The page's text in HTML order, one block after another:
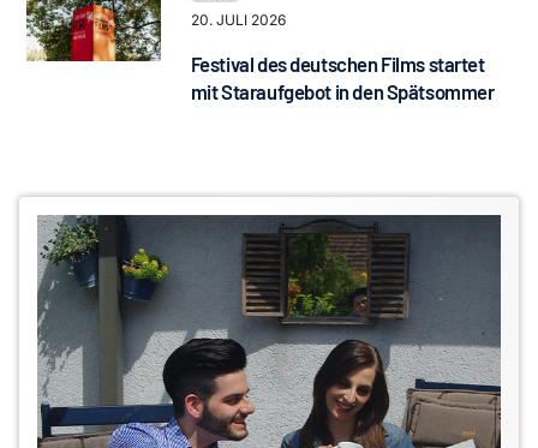
20. JULI 2026
Festival des deutschen Films startet
mit Staraufgebot in den Spätsommer